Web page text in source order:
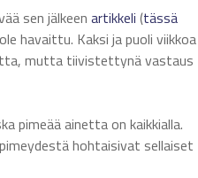
sen jälkeen artikkeli (tässä
havaittu. Kaksi ja puoli viikkoa
mutta tiivistettynä vastaus
pimeää ainetta on kaikkialla.
hohtaisivat sellaiset